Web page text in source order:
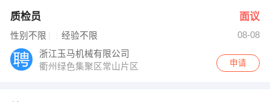
质检员 面议
性别不限 经验不限
08-08
浙江玉马机械有限公司
衢州绿色集聚区常山片区
申请